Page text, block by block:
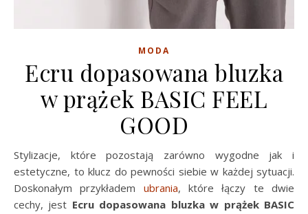
MODA
Ecru dopasowana bluzka
w prążek BASIC FEEL
GOOD
Stylizacje, które pozostają zarówno wygodne jak i
estetyczne, to klucz do pewności siebie w każdej sytuacji.
Doskonałym przykładem ubrania, które łączy te dwie
cechy, jest Ecru dopasowana bluzka w prążek BASIC